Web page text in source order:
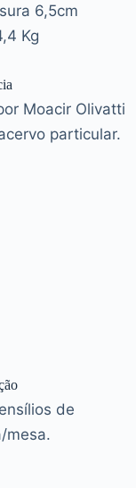
6,5cm
Kg
Moacir Olivatti
particular.
de
mesa.